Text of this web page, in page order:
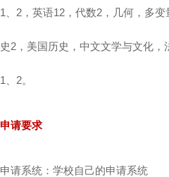
1、2，英语12，代数2，几何，多
史2，美国历史，中文文学与文化
1、2。
申请要求
申请系统：学校自己的申请系统